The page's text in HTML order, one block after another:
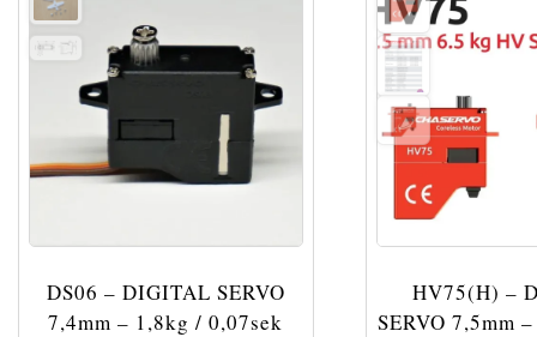
DS06 – DIGITAL SERVO
7,4mm – 1,8kg / 0,07sek
HV75(H) –
SERVO 7,5mm